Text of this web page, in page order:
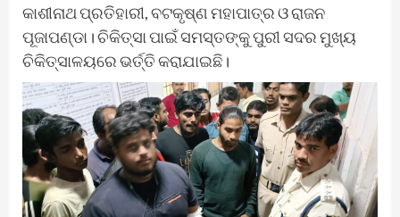
କାଶୀନାଥ ପ୍ରତିହାରୀ, ବଟକୃଷ୍ଣ ମହାପାତ୍ର ଓ ରାଜନ
ପୂଜାପଣ୍ଡା। ଚିକିତ୍ସା ପାଇଁ ସମସ୍ତଙ୍କୁ ପୁରୀ ସଦର ମୁଖ୍ୟ
ଚିକିତ୍ସାଳୟରେ ଭର୍ତ୍ତି କରାଯାଇଛି।